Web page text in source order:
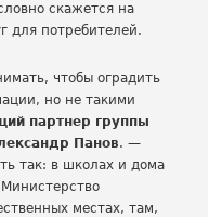
скажется на
для потребителей.
чтобы оградить
но не такими
партнер группы
Панов. —
так: в школах и дома
Министерство
местах, там,